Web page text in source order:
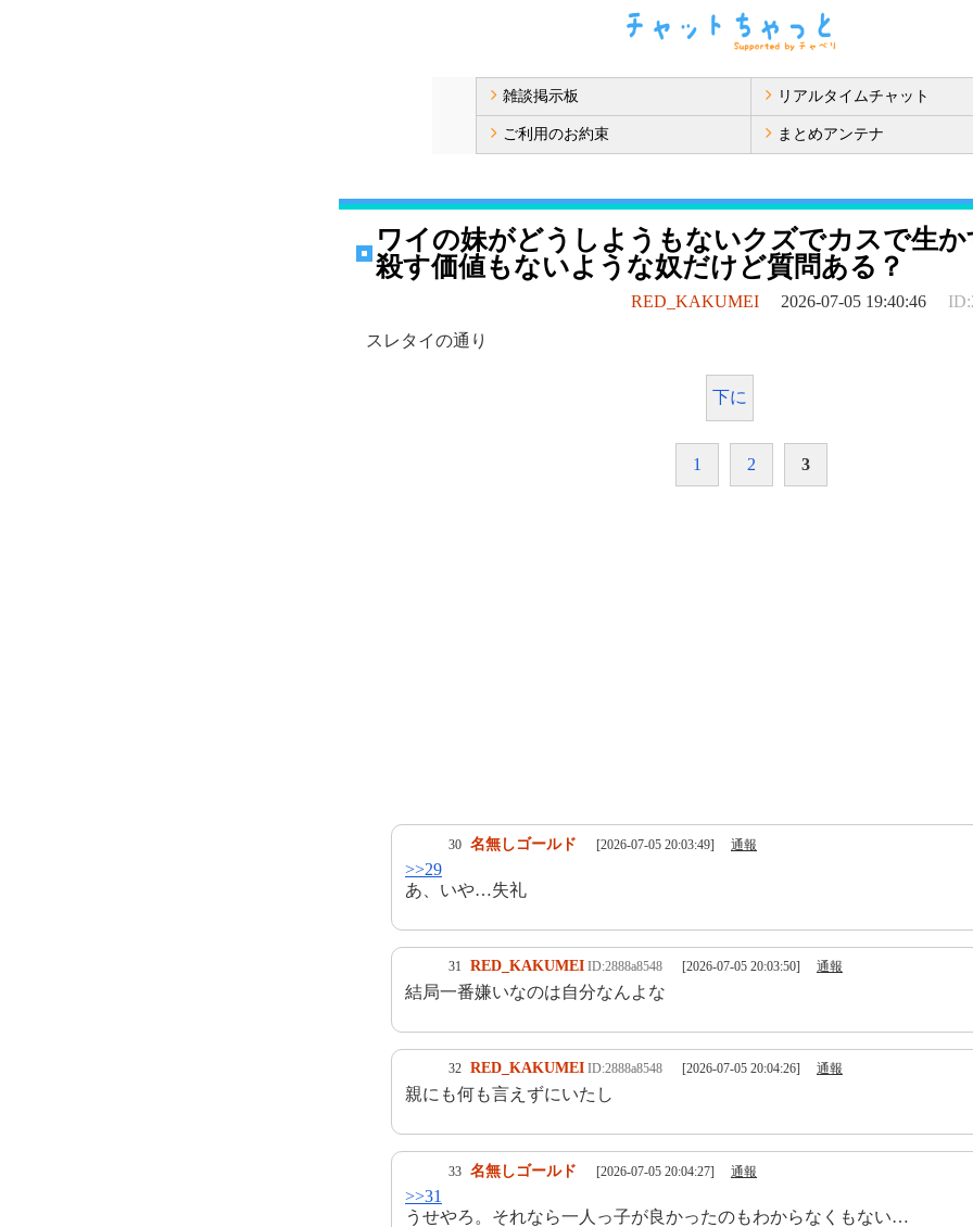
雑談掲示板 リアルタイムチャット
ご利用のお約束 まとめアンテナ
ワイの妹がどうしようもないクズでカスで生か
殺す価値もないような奴だけど質問ある？
RED_KAKUMEI 2026-07-05 19:40:46
スレタイの通り
下に
1 2 3
30 名無しゴールド [2026-07-05 20:03:49] 通報
>>29
あ、いや…失礼
31 RED_KAKUMEI ID:2888a8548 [2026-07-05 20:03:50] 通報
結局一番嫌いなのは自分なんよな
32 RED_KAKUMEI ID:2888a8548 [2026-07-05 20:04:26] 通報
親にも何も言えずにいたし
33 名無しゴールド [2026-07-05 20:04:27] 通報
>>31
うせやろ。それなら一人っ子が良かったのもわからなくもない…